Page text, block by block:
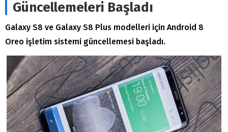
Güncellemeleri Başladı
Galaxy S8 ve Galaxy S8 Plus modelleri için Android 8
Oreo işletim sistemi güncellemesi başladı.